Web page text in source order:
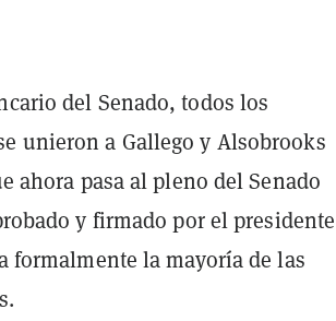
del Senado, todos los
unieron a Gallego y Alsobrooks
ahora pasa al pleno del Senado
y firmado por el presidente
formalmente la mayoría de las